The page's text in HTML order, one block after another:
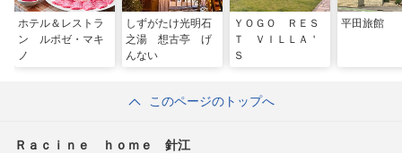
ホテル＆レストラ
ン ルポゼ・マキ
ノ
しずがたけ光明石
之湯 想古亭 げ
んない
ＹＯＧＯ ＲＥＳ
Ｔ ＶＩＬＬＡ＇
Ｓ
平田旅館
このページのトップへ
Ｒａｃｉｎｅ ｈｏｍｅ 針江